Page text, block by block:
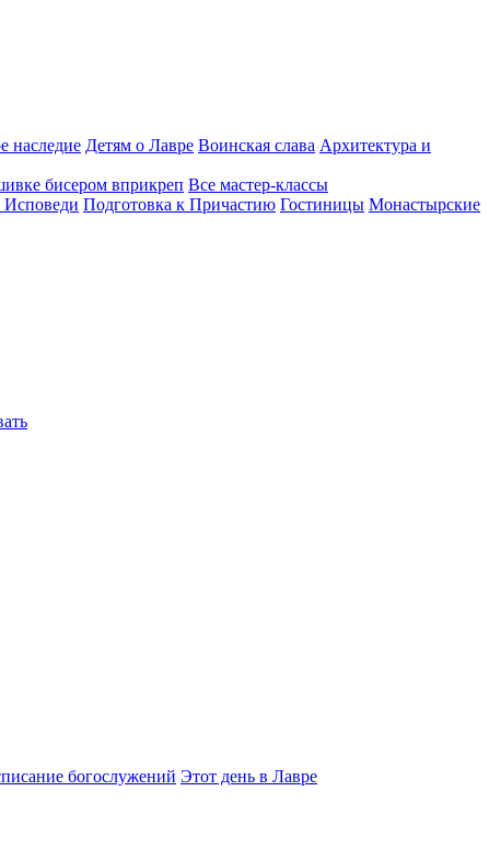
наследие Детям о Лавре Воинская слава Архитектура и
бисером вприкреп Все мастер-классы
Исповеди Подготовка к Причастию Гостиницы Монастырские
богослужений Этот день в Лавре